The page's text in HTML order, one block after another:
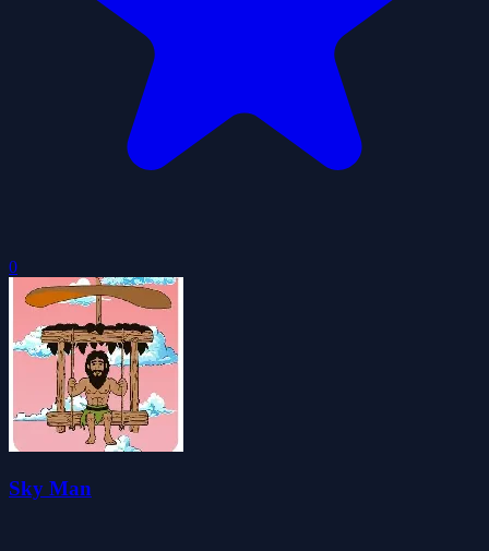
0
Sky Man